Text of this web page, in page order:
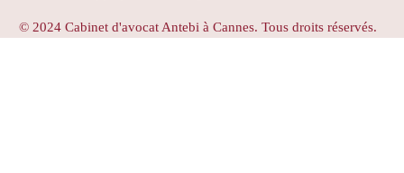
© 2024 Cabinet d'avocat Antebi à Cannes. Tous droits réservés.